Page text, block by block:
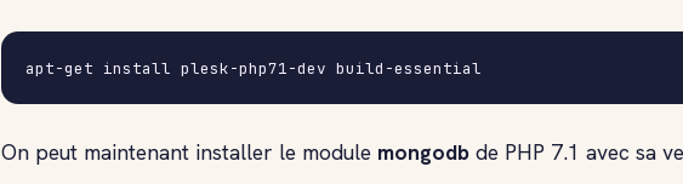
On peut maintenant installer le module mongodb de PHP 7.1 avec sa